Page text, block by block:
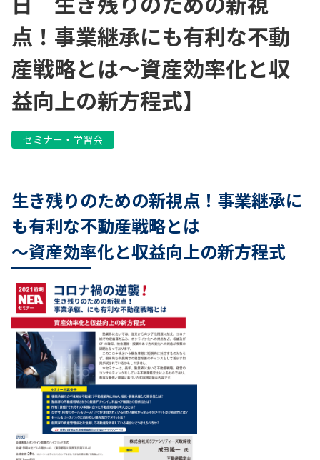
お問い合わせ
点！事業継承にも有利な不動
産戦略とは〜資産効率化と収
益向上の新方程式】
セミナー・学習会
生き残りのための新視点！事業継承に
も有利な不動産戦略とは
〜資産効率化と収益向上の新方程式